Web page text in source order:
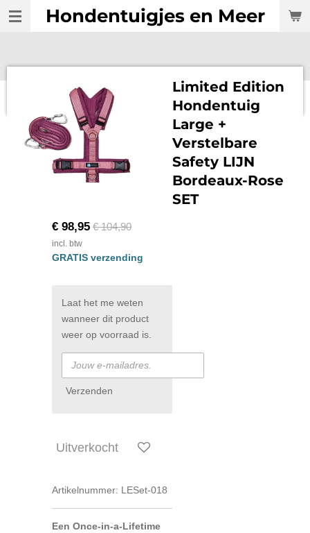
Ga
direct
Hondentuigjes en Meer
Limited Edition
Hondentuig
Large +
Verstelbare
Safety LIJN
Bordeaux-Rose
SET
€ 98,95 € 104,90
incl. btw
GRATIS verzending
Laat het me weten
wanneer dit product
weer op voorraad is.
Verzenden
Uitverkocht
Artikelnummer: LESet-018
Een Once-in-a-Lifetime